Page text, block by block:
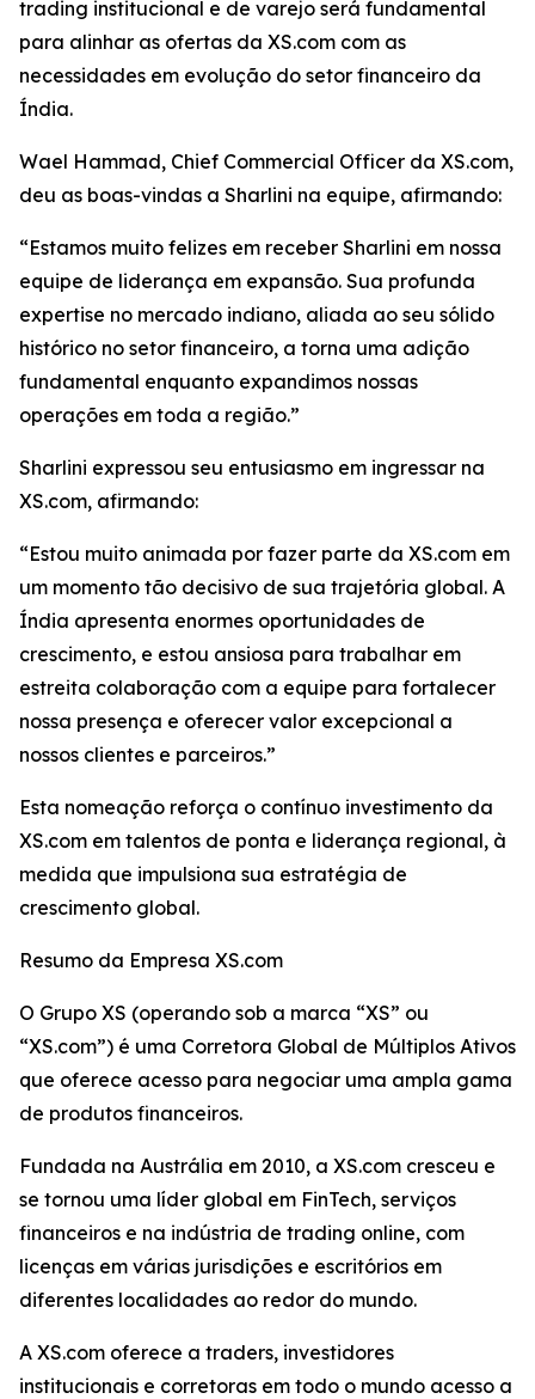
trading institucional e de varejo será fundamental
para alinhar as ofertas da XS.com com as
necessidades em evolução do setor financeiro da
Índia.
Wael Hammad, Chief Commercial Officer da XS.com,
deu as boas-vindas a Sharlini na equipe, afirmando:
“Estamos muito felizes em receber Sharlini em nossa
equipe de liderança em expansão. Sua profunda
expertise no mercado indiano, aliada ao seu sólido
histórico no setor financeiro, a torna uma adição
fundamental enquanto expandimos nossas
operações em toda a região.”
Sharlini expressou seu entusiasmo em ingressar na
XS.com, afirmando:
“Estou muito animada por fazer parte da XS.com em
um momento tão decisivo de sua trajetória global. A
Índia apresenta enormes oportunidades de
crescimento, e estou ansiosa para trabalhar em
estreita colaboração com a equipe para fortalecer
nossa presença e oferecer valor excepcional a
nossos clientes e parceiros.”
Esta nomeação reforça o contínuo investimento da
XS.com em talentos de ponta e liderança regional, à
medida que impulsiona sua estratégia de
crescimento global.
Resumo da Empresa XS.com
O Grupo XS (operando sob a marca “XS” ou
“XS.com”) é uma Corretora Global de Múltiplos Ativos
que oferece acesso para negociar uma ampla gama
de produtos financeiros.
Fundada na Austrália em 2010, a XS.com cresceu e
se tornou uma líder global em FinTech, serviços
financeiros e na indústria de trading online, com
licenças em várias jurisdições e escritórios em
diferentes localidades ao redor do mundo.
A XS.com oferece a traders, investidores
institucionais e corretoras em todo o mundo acesso a